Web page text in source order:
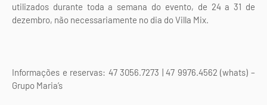
utilizados durante toda a semana do evento, de 24 a 31 de
dezembro, não necessariamente no dia do Villa Mix.
Informações e reservas: 47 3056.7273 | 47 9976.4562 (whats) –
Grupo Maria’s